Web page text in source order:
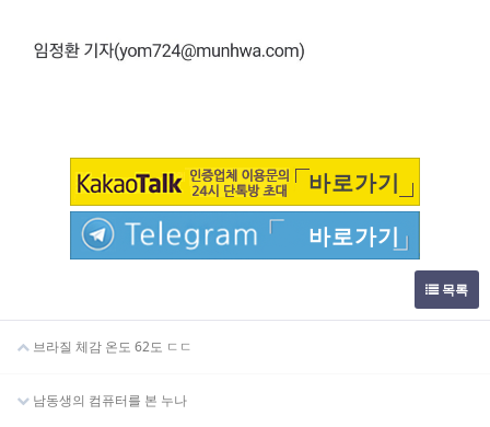
바로가기
바로가기
목록
브라질 체감 온도 62도 ㄷㄷ
남동생의 컴퓨터를 본 누나